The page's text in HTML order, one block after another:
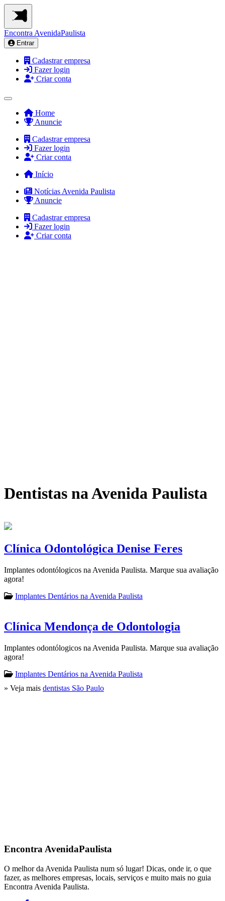
Encontra AvenidaPaulista
Entrar
Cadastrar empresa
Fazer login
Criar conta
Home
Anuncie
Cadastrar empresa
Fazer login
Criar conta
Início
Notícias Avenida Paulista
Anuncie
Cadastrar empresa
Fazer login
Criar conta
Dentistas na Avenida Paulista
Clínica Odontológica Denise Feres
Implantes odontólogicos na Avenida Paulista. Marque sua avaliação
agora!
Implantes Dentários na Avenida Paulista
Clínica Mendonça de Odontologia
Implantes odontólogicos na Avenida Paulista. Marque sua avaliação
agora!
Implantes Dentários na Avenida Paulista
» Veja mais dentistas São Paulo
EncontraAvenidaPaulista
O melhor da Avenida Paulista num só lugar! Dicas, onde ir, o que
fazer, as melhores empresas, locais, serviços e muito mais no guia
Encontra Avenida Paulista.